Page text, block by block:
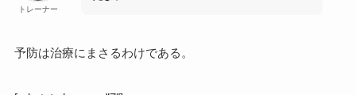
トレーナー
予防は治療にまさるわけである。